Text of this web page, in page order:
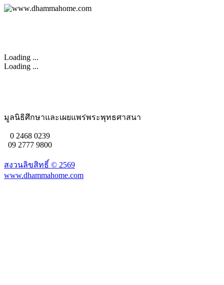
Loading ...
Loading ...
มูลนิธิศึกษาและเผยแพร่พระพุทธศาสนา
0 2468 0239
09 2777 9800
สงวนลิขสิทธิ์ © 2569
www.dhammahome.com